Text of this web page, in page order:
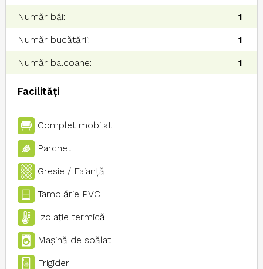
Număr băi: 1
Număr bucătării: 1
Număr balcoane: 1
Facilități
Complet mobilat
Parchet
Gresie / Faianţă
Tamplărie PVC
Izolaţie termică
Maşină de spălat
Frigider